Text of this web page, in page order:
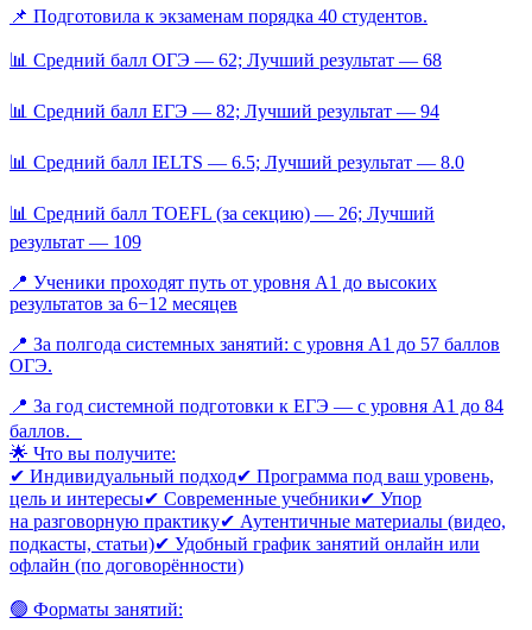
📌 Подготовила к экзаменам порядка 40 студентов.
📊 Средний балл ОГЭ — 62; Лучший результат — 68
📊 Средний балл ЕГЭ — 82; Лучший результат — 94
📊 Средний балл IELTS — 6.5; Лучший результат — 8.0
📊 Средний балл TOEFL (за секцию) — 26; Лучший
результат — 109
📍 Ученики проходят путь от уровня A1 до высоких
результатов за 6−12 месяцев
📍 За полгода системных занятий: с уровня А1 до 57 баллов
ОГЭ.
📍 За год системной подготовки к ЕГЭ — с уровня А1 до 84
баллов.
🌟 Что вы получите:
✔ Индивидуальный подход ✔ Программа под ваш уровень,
цель и интересы ✔ Современные учебники ✔ Упор
на разговорную практику ✔ Аутентичные материалы (видео,
подкасты, статьи) ✔ Удобный график занятий онлайн или
офлайн (по договорённости)
🟢 Форматы занятий: